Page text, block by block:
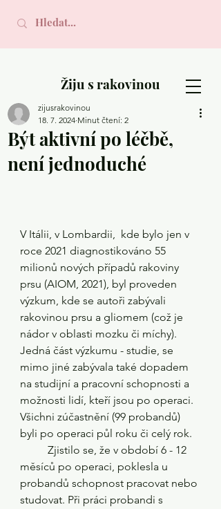
Žiju s rakovinou
Být aktivní po léčbě,
není jednoduché
zijusrakovinou
18. 7. 2024 Minut čtení: 2
V Itálii, v Lombardii,  kde bylo jen v
roce 2021 diagnostikováno 55
milionů nových případů rakoviny
prsu (AIOM, 2021), byl proveden
výzkum, kde se autoři zabývali
rakovinou prsu a gliomem (což je
nádor v oblasti mozku či míchy).
Jedná část výzkumu - studie, se
mimo jiné zabývala také dopadem
na studijní a pracovní schopnosti a
možnosti lidí, kteří jsou po operaci.
Všichni zúčastnění (99 probandů)
byli po operaci půl roku či celý rok.
měsíců po operaci, poklesla u
probandů schopnost pracovat nebo
studovat. Při práci probandi s